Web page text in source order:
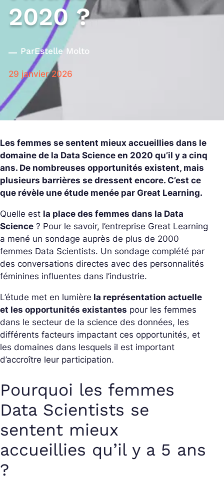
2020 ?
ParEstelle Molto
29 janvier 2026
Les femmes se sentent mieux accueillies dans le
domaine de la Data Science en 2020 qu’il y a cinq
ans. De nombreuses opportunités existent, mais
plusieurs barrières se dressent encore. C’est ce
que révèle une étude menée par Great Learning.
Quelle est la place des femmes dans la Data
Science ? Pour le savoir, l’entreprise Great Learning
a mené un sondage auprès de plus de 2000
femmes Data Scientists. Un sondage complété par
des conversations directes avec des personnalités
féminines influentes dans l’industrie.
L’étude met en lumière la représentation actuelle
et les opportunités existantes pour les femmes
dans le secteur de la science des données, les
différents facteurs impactant ces opportunités, et
les domaines dans lesquels il est important
d’accroître leur participation.
Pourquoi les femmes
Data Scientists se
sentent mieux
accueillies qu’il y a 5 ans
?